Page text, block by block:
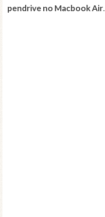
pendrive no Macbook Air.